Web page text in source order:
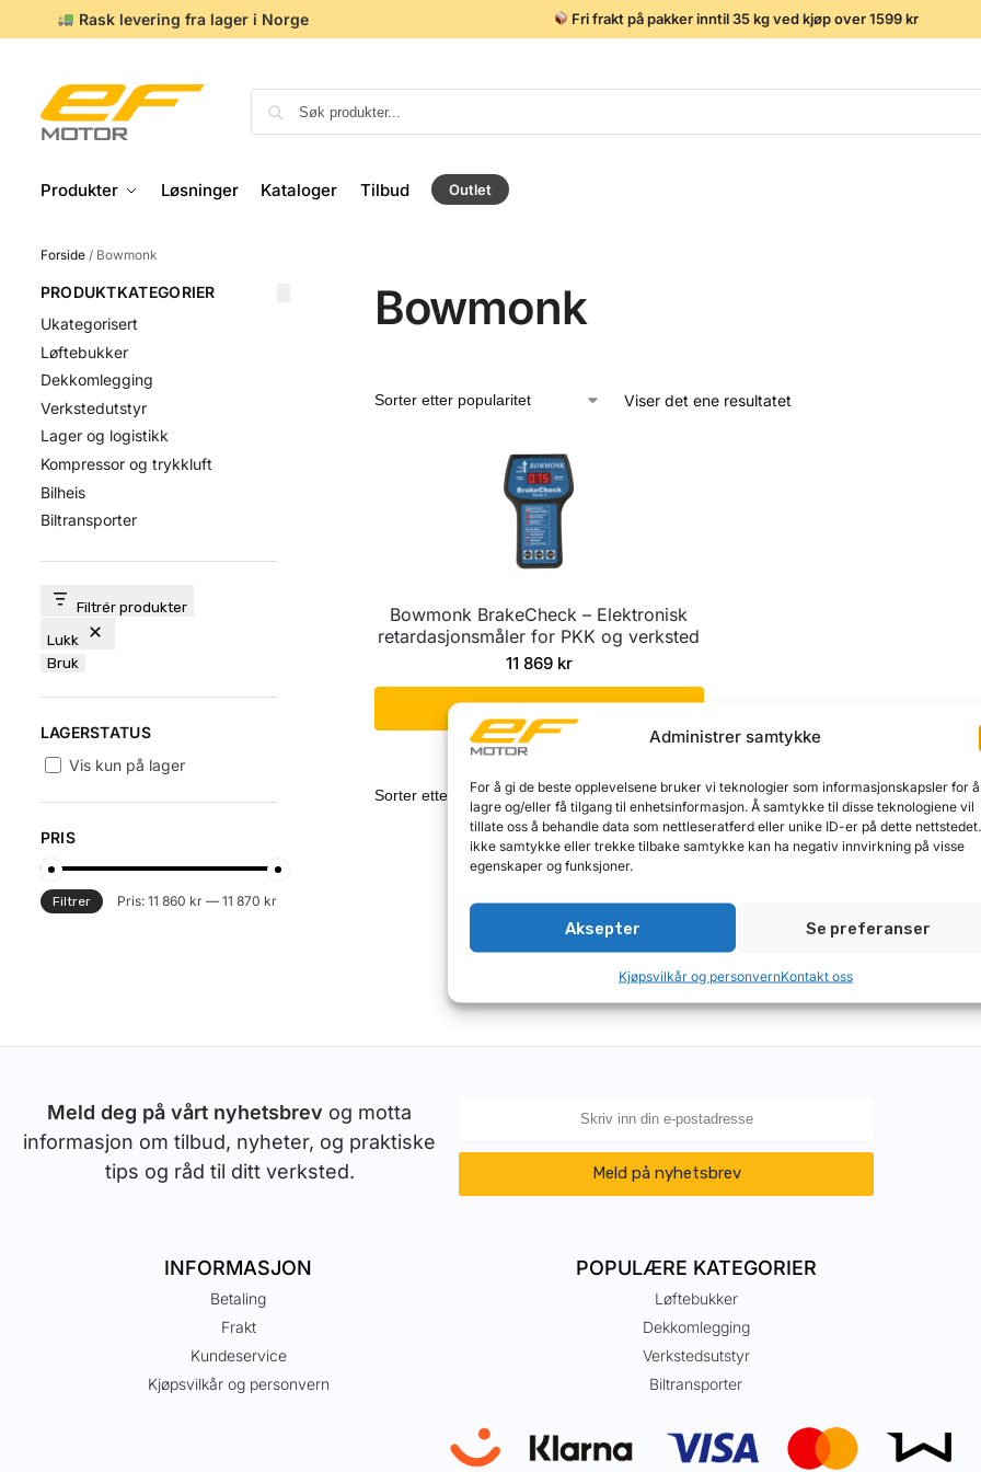
Administrer samtykke
For å gi de beste opplevelsene bruker vi teknologier som informasjonskapsler for å
lagre og/eller få tilgang til enhetsinformasjon. Å samtykke til disse teknologiene vil
tillate oss å behandle data som nettleseratferd eller unike ID-er på dette
ikke samtykke eller trekke tilbake samtykke kan ha negativ innvirkning på visse
egenskaper og funksjoner.
Aksepter Se preferanser
Kjøpsvilkår og personvernKontakt oss
Rask levering fra lager i Norge Fri frakt på pakker inntil 35 kg ved kjøp over 1599 kr
Produkter Løsninger Kataloger Tilbud Outlet
Forside/ Bowmonk
Bowmonk
Viser det ene resultatet
Bowmonk BrakeCheck – Elektronisk
retardasjonsmåler for PKK og verksted
11 869 kr
Legg i handlekurv
Viser det ene resultatet
PRODUKTKATEGORIER
Ukategorisert
Løftebukker
Dekkomlegging
Verkstedutstyr
Lager og logistikk
Kompressor og trykkluft
Bilheis
Biltransporter
Filtrér produkter
Lukk
Bruk
LAGERSTATUS
Vis kun på lager
PRIS
Filtrer Pris: 11 860 kr— 11 870 kr
Meld deg på vårt nyhetsbrev og motta
informasjon om tilbud, nyheter, og praktiske
tips og råd til ditt verksted.
Meld på nyhetsbrev
INFORMASJON
Betaling
Frakt
Kundeservice
Kjøpsvilkår og personvern
POPULÆRE KATEGORIER
Løftebukker
Dekkomlegging
Verkstedsutstyr
Biltransporter